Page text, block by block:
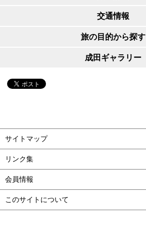
交通情報
旅の目的から探す
成田ギャラリー
サイトマップ
リンク集
会員情報
このサイトについて